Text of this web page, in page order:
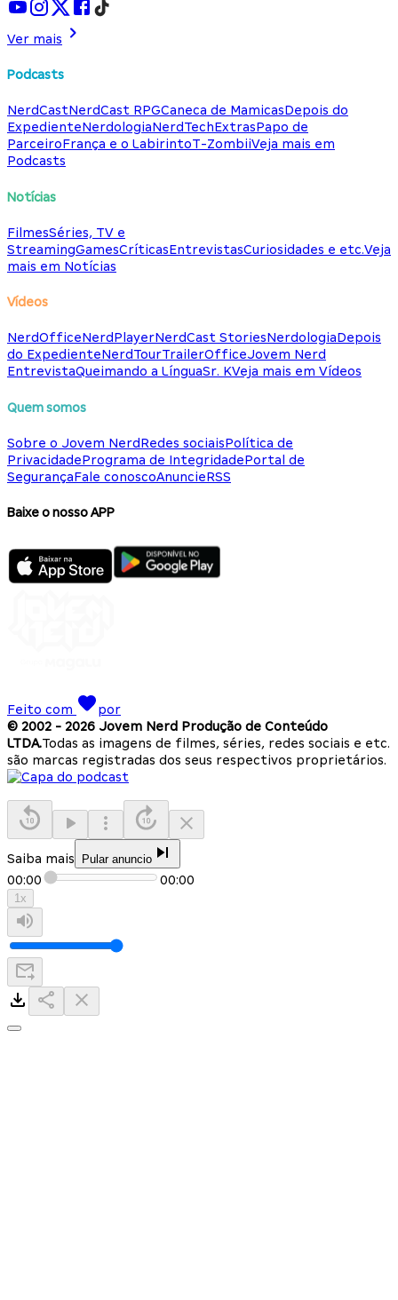
Ver mais
Podcasts
NerdCastNerdCast RPGCaneca de MamicasDepois do
ExpedienteNerdologiaNerdTechExtrasPapo de
ParceiroFrança e o LabirintoT-ZombiiVeja mais em
Podcasts
Notícias
FilmesSéries, TV e
StreamingGamesCríticasEntrevistasCuriosidades e etc.Veja
mais em Notícias
Vídeos
NerdOfficeNerdPlayerNerdCast StoriesNerdologiaDepois
do ExpedienteNerdTourTrailerOfficeJovem Nerd
EntrevistaQueimando a LínguaSr. KVeja mais em Vídeos
Quem somos
Sobre o Jovem NerdRedes sociaisPolítica de
PrivacidadePrograma de IntegridadePortal de
SegurançaFale conoscoAnuncieRSS
Baixe o nosso APP
Feito com
por
© 2002 - 2026 Jovem Nerd Produção de Conteúdo
LTDA.Todas as imagens de filmes, séries, redes sociais e etc.
são marcas registradas dos seus respectivos proprietários.
Saiba mais Pular anuncio
00:00 00:00
1x